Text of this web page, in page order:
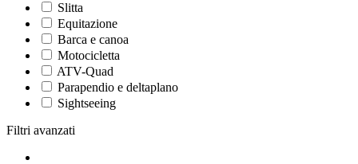
Slitta
Equitazione
Barca e canoa
Motocicletta
ATV-Quad
Parapendio e deltaplano
Sightseeing
Filtri avanzati